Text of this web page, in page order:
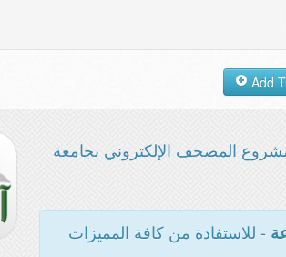
المصحف الإلكتروني بجامعة
- للاستفادة من كافة المميزات